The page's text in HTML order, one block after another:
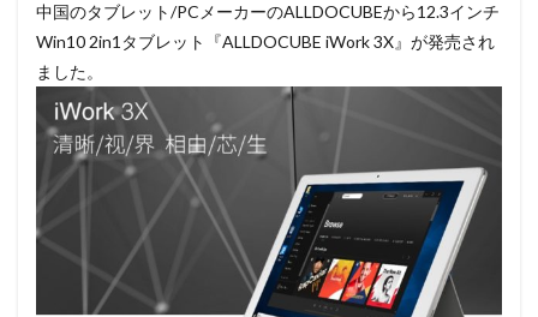
中国のタブレット/PCメーカーのALLDOCUBEから12.3インチ
Win10 2in1タブレット『ALLDOCUBE iWork 3X』が発売され
ました。